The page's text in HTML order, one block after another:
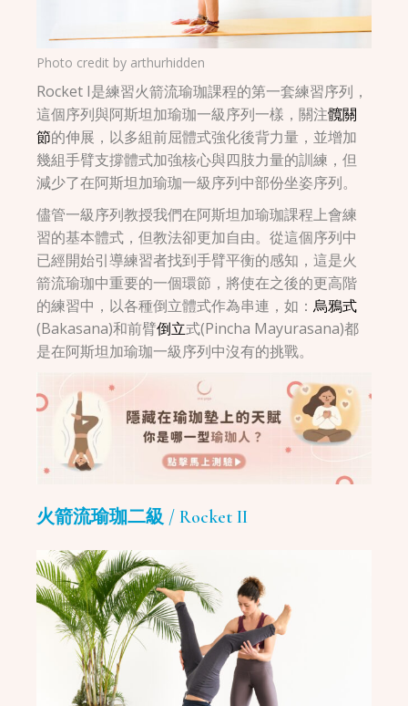
Photo credit by arthurhidden
Rocket I是練習火箭流瑜珈課程的第一套練習序列，
這個序列與阿斯坦加瑜珈一級序列一樣，關注髖關
節的伸展，以多組前屈體式強化後背力量，並增加
幾組手臂支撐體式加強核心與四肢力量的訓練，但
減少了在阿斯坦加瑜珈一級序列中部份坐姿序列。
儘管一級序列教授我們在阿斯坦加瑜珈課程上會練
習的基本體式，但教法卻更加自由。從這個序列中
已經開始引導練習者找到手臂平衡的感知，這是火
箭流瑜珈中重要的一個環節，將使在之後的更高階
的練習中，以各種倒立體式作為串連，如：烏鴉式
(Bakasana)和前臂倒立式(Pincha Mayurasana)都
是在阿斯坦加瑜珈一級序列中沒有的挑戰。
火箭流瑜珈二級 / Rocket II